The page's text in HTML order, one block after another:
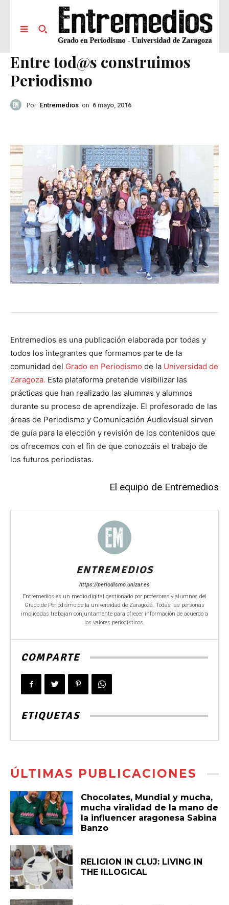
Entre tod@s construimos
Periodismo
Por Entremedios on 6 mayo, 2016
Entremedios es una publicación elaborada por todas y
todos los integrantes que formamos parte de la
comunidad del Grado en Periodismo de la Universidad de
Zaragoza. Esta plataforma pretende visibilizar las
prácticas que han realizado las alumnas y alumnos
durante su proceso de aprendizaje. El profesorado de las
áreas de Periodismo y Comunicación Audiovisual sirven
de guía para la elección y revisión de los contenidos que
os ofrecemos con el fin de que conozcáis el trabajo de
los futuros periodistas.
El equipo de Entremedios
ENTREMEDIOS
https://periodismo.unizar.es
Entremedios es un medio digital gestionado por profesores y alumnos del
Grado de Periodismo de la universidad de Zaragoza. Todas las personas
implicadas trabajan conjuntamente para ofrecer información de acuerdo a
los valores periodísticos.
COMPARTE
ETIQUETAS
ÚLTIMAS PUBLICACIONES
Chocolates, Mundial y mucha,
mucha viralidad de la mano de
la influencer aragonesa Sabina
Banzo
RELIGION IN CLUJ: LIVING IN
THE ILLOGICAL